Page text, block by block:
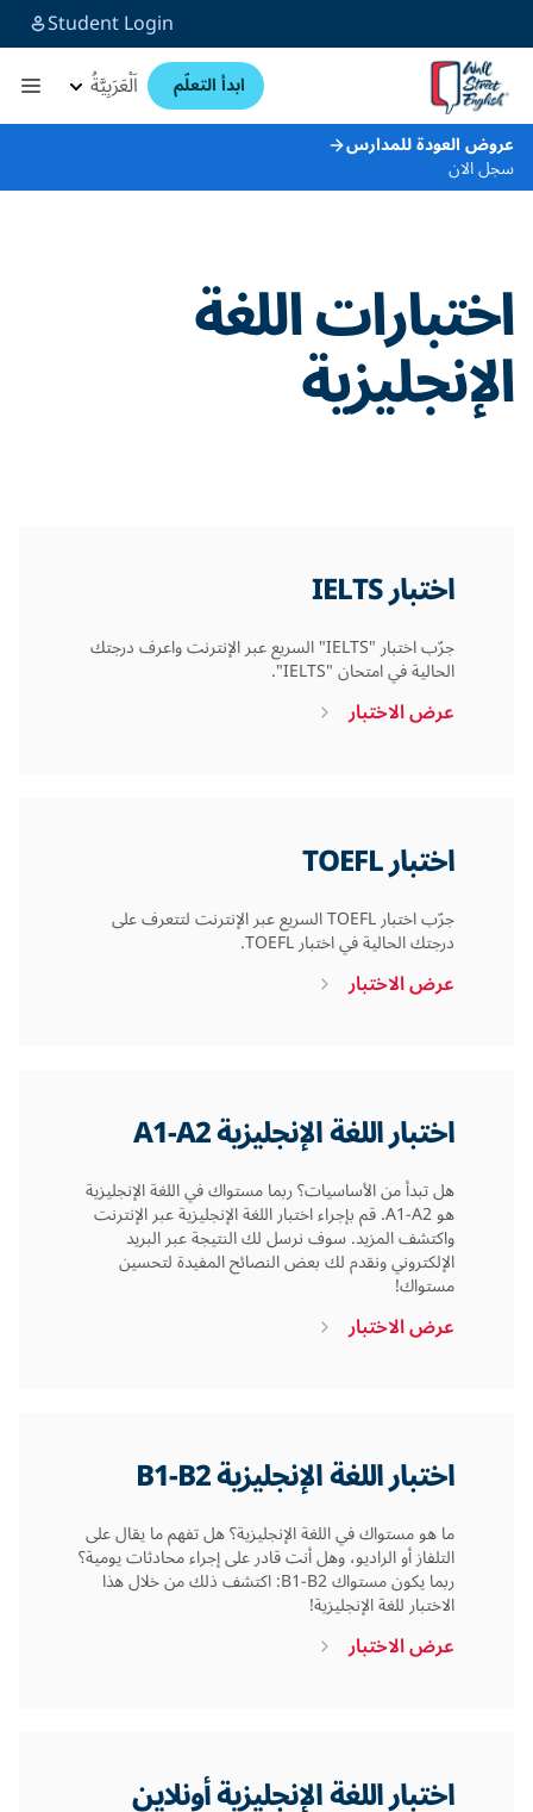
Student Login
ابدأ التعلّم اَلْعَرَبِيَّةُ
عروض العودة للمدارس
سجل الان
اختبارات اللغة
الإنجليزية
اختبار IELTS
جرّب اختبار "IELTS" السريع عبر الإنترنت واعرف درجتك
الحالية في امتحان "IELTS".
عرض الاختبار
اختبار TOEFL
جرّب اختبار TOEFL السريع عبر الإنترنت لتتعرف على
درجتك الحالية في اختبار TOEFL.
عرض الاختبار
اختبار اللغة الإنجليزية A1-A2
هل تبدأ من الأساسيات؟ ربما مستواك في اللغة الإنجليزية
هو A1-A2. قم بإجراء اختبار اللغة الإنجليزية عبر الإنترنت
واكتشف المزيد. سوف نرسل لك النتيجة عبر البريد
الإلكتروني ونقدم لك بعض النصائح المفيدة لتحسين
مستواك!
عرض الاختبار
اختبار اللغة الإنجليزية B1-B2
ما هو مستواك في اللغة الإنجليزية؟ هل تفهم ما يقال على
التلفاز أو الراديو، وهل أنت قادر على إجراء محادثات يومية؟
ربما يكون مستواك B1-B2: اكتشف ذلك من خلال هذا
الاختبار للغة الإنجليزية!
عرض الاختبار
اختبار اللغة الإنجليزية أونلاين